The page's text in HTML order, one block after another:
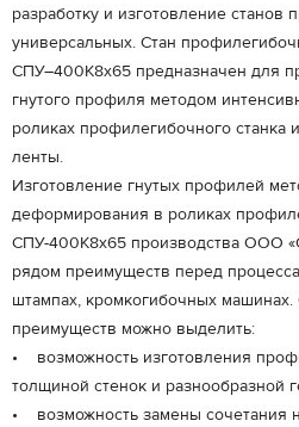
разработку и изготовление станов
универсальных. Стан
СПУ–400К8х65 предназначен для
гнутого профиля методом
роликах профилегибочного станка
ленты.
Изготовление гнутых профилей
деформирования в роликах
СПУ-400К8х65 производства ООО
рядом преимуществ перед
штампах, кромкогибочных
преимуществ можно выделить:
• возможность изготовления
толщиной стенок и разнообразной
• возможность замены сочетания